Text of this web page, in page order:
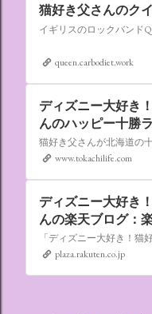
猫好き父さんのク
queen.carbodiet.work
ディズニー大好き
んのハッピー十勝
www.tokachilife.com
ディズニー大好き
んの楽天ブログ：
plaza.rakuten.co.jp